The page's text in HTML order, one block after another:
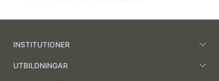
INSTITUTIONER
UTBILDNINGAR